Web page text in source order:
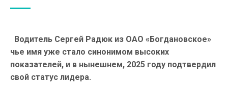
Водитель Сергей Радюк из ОАО «Богдановское»
чье имя уже стало синонимом высоких
показателей, и в нынешнем, 2025 году подтвердил
свой статус лидера.